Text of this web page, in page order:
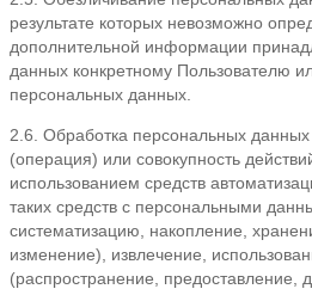
результате которых невозможно
дополнительной информации
данных конкретному Пользователю
персональных данных.
2.6. Обработка персональных
(операция) или совокупность
использованием средств
таких средств с персональными
систематизацию, накопление,
изменение), извлечение,
(распространение, предоставление,